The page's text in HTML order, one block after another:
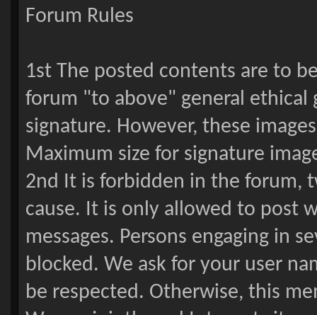
Forum Rules
1st The posted contents are to
forum "to above" general ethical
signature. However, these
Maximum size for signature
2nd It is forbidden in the forum,
cause. It is only allowed to post
messages. Persons engaging in
blocked. We ask for your user
be respected. Otherwise, this